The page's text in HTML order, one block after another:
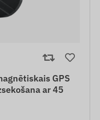
GPS
ar 45